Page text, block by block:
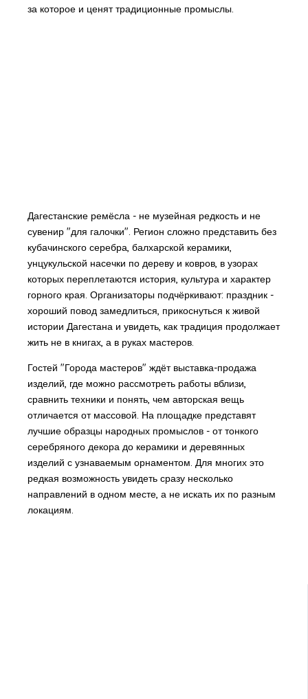
за которое и ценят традиционные промыслы.
Дагестанские ремёсла - не музейная редкость и не
сувенир "для галочки". Регион сложно представить без
кубачинского серебра, балхарской керамики,
унцукульской насечки по дереву и ковров, в узорах
которых переплетаются история, культура и характер
горного края. Организаторы подчёркивают: праздник -
хороший повод замедлиться, прикоснуться к живой
истории Дагестана и увидеть, как традиция продолжает
жить не в книгах, а в руках мастеров.
Гостей "Города мастеров" ждёт выставка-продажа
изделий, где можно рассмотреть работы вблизи,
сравнить техники и понять, чем авторская вещь
отличается от массовой. На площадке представят
лучшие образцы народных промыслов - от тонкого
серебряного декора до керамики и деревянных
изделий с узнаваемым орнаментом. Для многих это
редкая возможность увидеть сразу несколько
направлений в одном месте, а не искать их по разным
локациям.